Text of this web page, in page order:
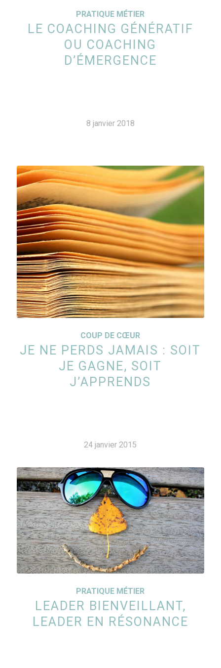
PRATIQUE MÉTIER
LE COACHING GÉNÉRATIF
OU COACHING
D’ÉMERGENCE
8 janvier 2018
COUP DE CŒUR
JE NE PERDS JAMAIS : SOIT
JE GAGNE, SOIT
J’APPRENDS
24 janvier 2015
PRATIQUE MÉTIER
LEADER BIENVEILLANT,
LEADER EN RÉSONANCE